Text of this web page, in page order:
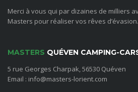
Merci à vous qui par dizaines de milliers
Masters pour réaliser vos rêves d’évasion.
MASTERS QUÉVEN CAMPING-
5 rue Georges Charpak, 56530 Quéven
Email : info@masters-lorient.com